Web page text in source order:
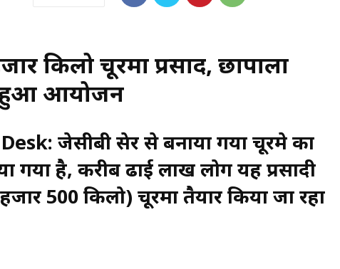
किलो चूरमा प्रसाद, छापाला
हुआ आयोजन
जेसीबी थ्रेसर से बनाया गया चूरमे का
है, करीब ढाई लाख लोग यह प्रसादी
500 किलो) चूरमा तैयार किया जा रहा